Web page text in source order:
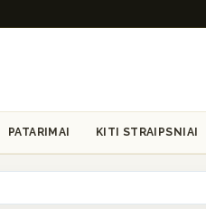
PATARIMAI KITI STRAIPSNIAI